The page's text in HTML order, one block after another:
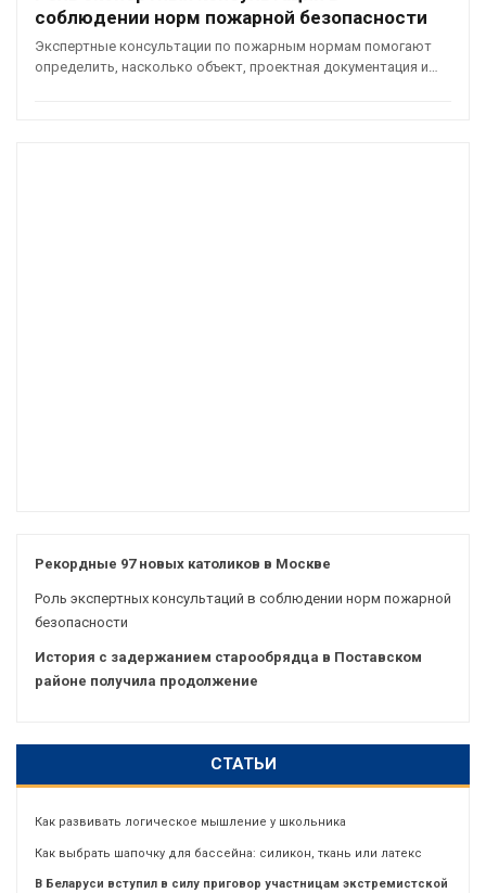
соблюдении норм пожарной безопасности
Экспертные консультации по пожарным нормам помогают
определить, насколько объект, проектная документация и…
Рекордные 97 новых католиков в Москве
Роль экспертных консультаций в соблюдении норм пожарной
безопасности
История с задержанием старообрядца в Поставском
районе получила продолжение
СТАТЬИ
Как развивать логическое мышление у школьника
Как выбрать шапочку для бассейна: силикон, ткань или латекс
В Беларуси вступил в силу приговор участницам экстремистской